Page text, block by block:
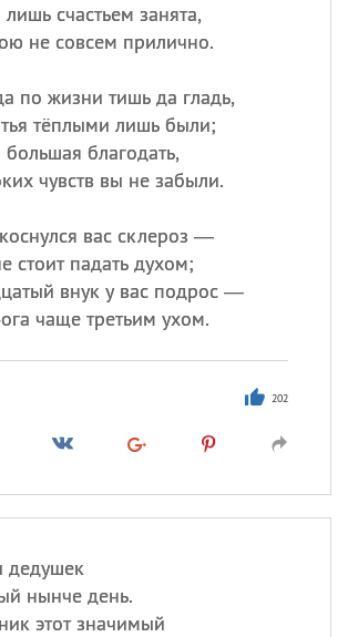
счастьем занята,
не совсем прилично.
по жизни тишь да гладь,
тёплыми лишь были;
благодать,
чувств вы не забыли.
вас склероз —
стоит падать духом;
внук у вас подрос —
чаще третьим ухом.
202
дедушек
нынче день.
этот значимый